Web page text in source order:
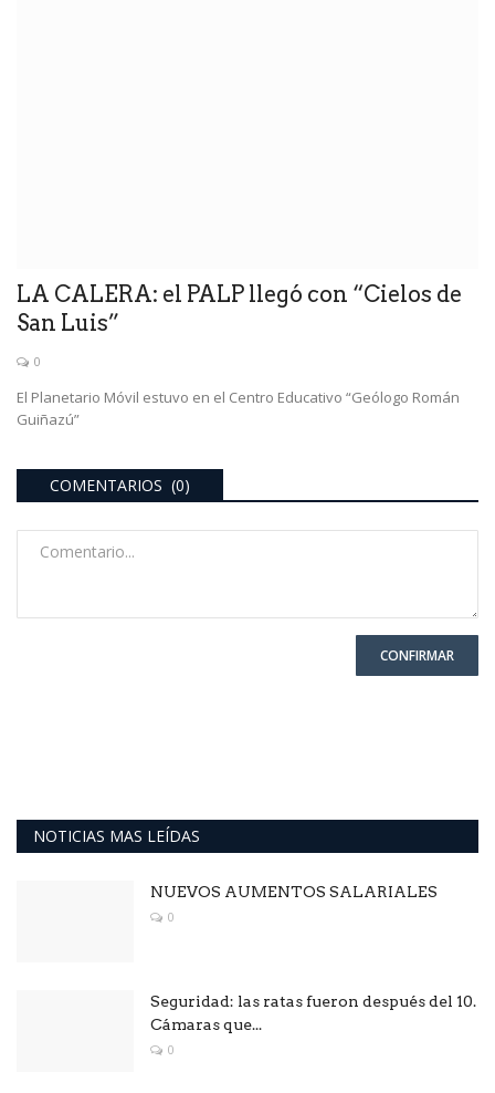
LA CALERA: el PALP llegó con “Cielos de
San Luis”
0
El Planetario Móvil estuvo en el Centro Educativo “Geólogo Román
Guiñazú”
COMENTARIOS (0)
CONFIRMAR
NOTICIAS MAS LEÍDAS
NUEVOS AUMENTOS SALARIALES
0
Seguridad: las ratas fueron después del 10.
Cámaras que...
0